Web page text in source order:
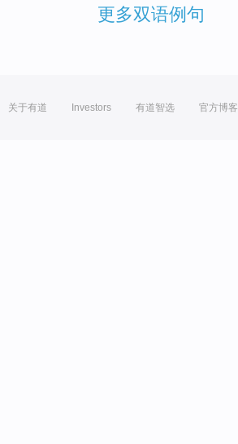
更多双语例句
关于有道 Investors 有道智选 官方博客